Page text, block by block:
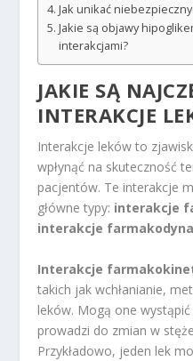
Jak unikać
Jakie są objawy
interakcjami?
JAKIE SĄ
INTERAKCJE
Interakcje leków to
wpłynąć na skuteczność
pacjentów. Te interakcje
główne typy: interakcje
interakcje
Interakcje
takich jak wchłanianie,
leków. Mogą one
prowadzi do zmian w
Przykładowo, jeden lek